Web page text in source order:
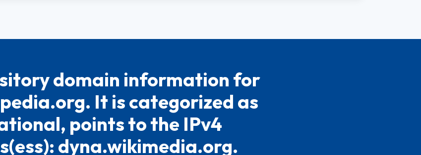
domain information for
It is categorized as
points to the IPv4
dyna.wikimedia.org.